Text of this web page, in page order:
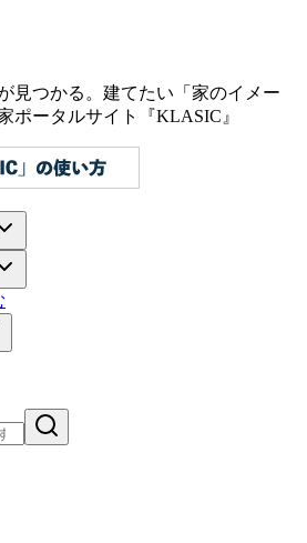
見つかる。建てたい「家のイメー
ポータルサイト『KLASIC』